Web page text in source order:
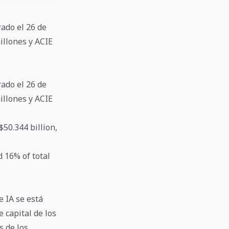
el 26 de
y ACIE
el 26 de
y ACIE
billion,
16% of total
IA se está
capital de los